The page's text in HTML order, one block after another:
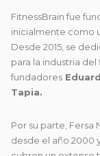
FitnessBrain fue
inicialmente como
Desde 2015, se
para la industria
fundadores
Tapia.
Por su parte, Fersa
desde el año 2000